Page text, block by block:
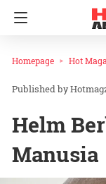
Homepage Hot
Helm
Manusia